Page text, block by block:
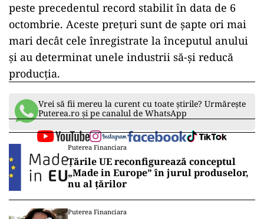
peste precedentul record stabilit în data de 6
octombrie. Aceste preţuri sunt de şapte ori mai
mari decât cele înregistrate la începutul anului
şi au determinat unele industrii să-şi reducă
producţia.
Vrei să fii mereu la curent cu toate știrile? Urmărește
Puterea.ro și pe canalul de WhatsApp
Puterea Financiara
Țările UE reconfigurează conceptul
„Made in Europe” în jurul produselor,
nu al țărilor
Puterea Financiara